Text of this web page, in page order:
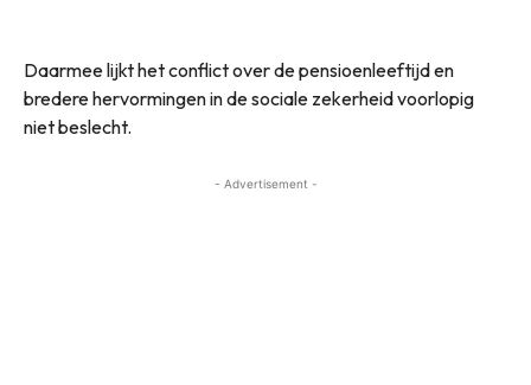
Daarmee lijkt het conflict over de pensioenleeftijd en
bredere hervormingen in de sociale zekerheid voorlopig
niet beslecht.
- Advertisement -